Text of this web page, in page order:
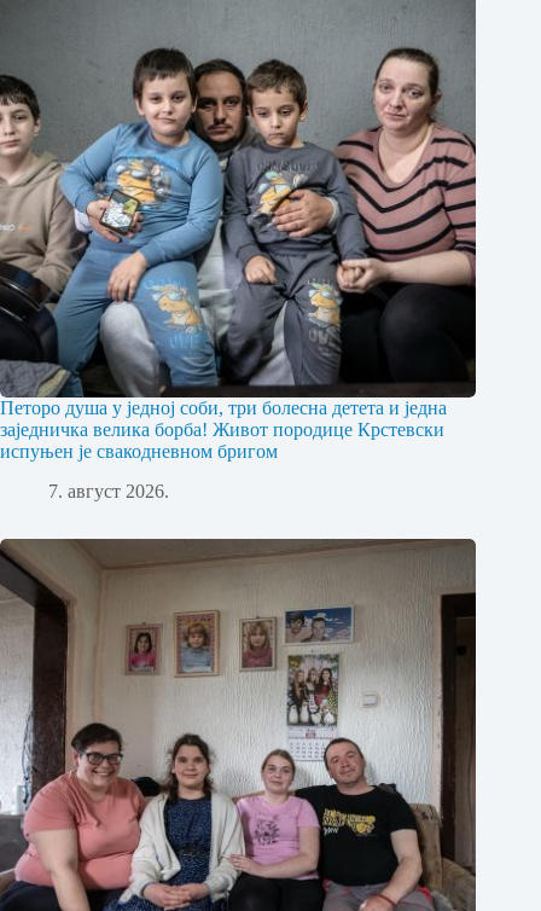
Петоро душа у једној соби, три болесна детета и једна
заједничка велика борба! Живот породице Крстевски
испуњен је свакодневном бригом
7. август 2026.